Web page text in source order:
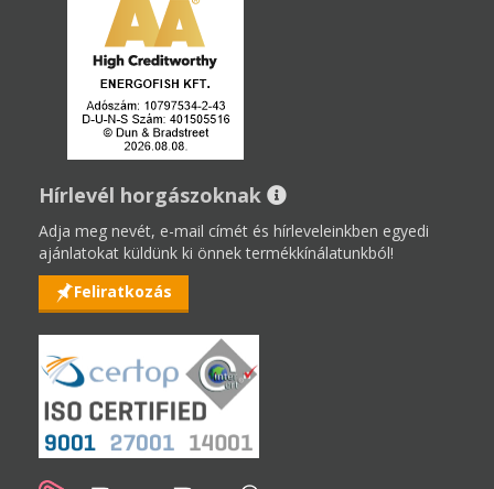
Hírlevél horgászoknak
Adja meg nevét, e-mail címét és hírleveleinkben egyedi
ajánlatokat küldünk ki önnek termékkínálatunkból!
Feliratkozás